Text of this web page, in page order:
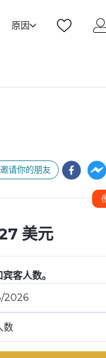
原因
邀请你的朋友
美元
客人数。
数